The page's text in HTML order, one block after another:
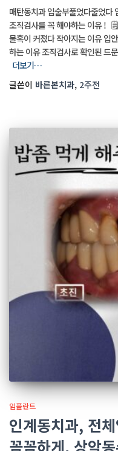
매탄동치과 입술부풀었다줄었다
조직검사를 꼭 해야하는 이유 !
물혹이 커졌다 작아지는 이유 입
하는 이유 조직검사로 확인된 드
더보기…
글쓴이 바른본치과, 2주전
임플란트
인계동치과, 전
꼼꼼하게, 상악